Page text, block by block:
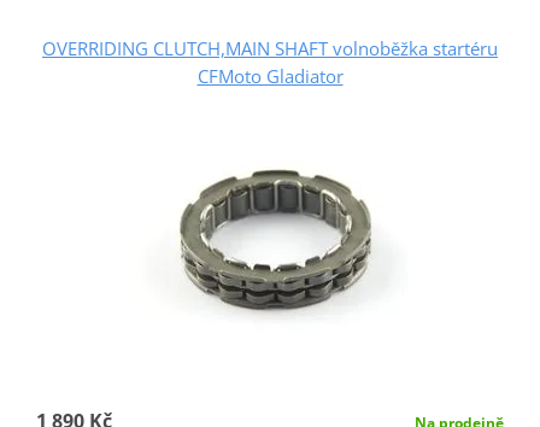
OVERRIDING CLUTCH,MAIN SHAFT volnoběžka startéru
CFMoto Gladiator
1 890 Kč Na prodejně